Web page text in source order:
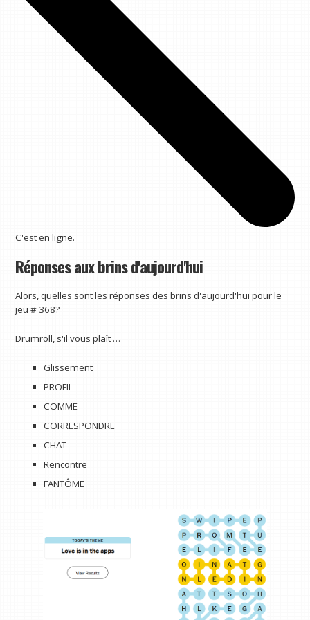
C'est en ligne.
Réponses aux brins d'aujourd'hui
Alors, quelles sont les réponses des brins d'aujourd'hui pour le
jeu # 368?
Drumroll, s'il vous plaît …
Glissement
PROFIL
COMME
CORRESPONDRE
CHAT
Rencontre
FANTÔME